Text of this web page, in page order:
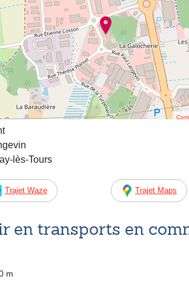
lès-Tours
Trajet Waze Trajet Maps
en transports en
m